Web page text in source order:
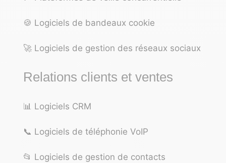
🍪 Logiciels de bandeaux cookie
🚀 Logiciels de gestion des réseaux sociaux
Relations clients et ventes
📊 Logiciels CRM
📞 Logiciels de téléphonie VoIP
📂 Logiciels de gestion de contacts